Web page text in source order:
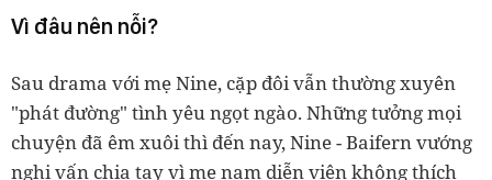
Vì đâu nên nỗi?
Sau drama với mẹ Nine, cặp đôi vẫn thường xuyên
"phát đường" tình yêu ngọt ngào. Những tưởng mọi
chuyện đã êm xuôi thì đến nay, Nine - Baifern vướng
nghi vấn chia tay vì mẹ nam diễn viên không thích